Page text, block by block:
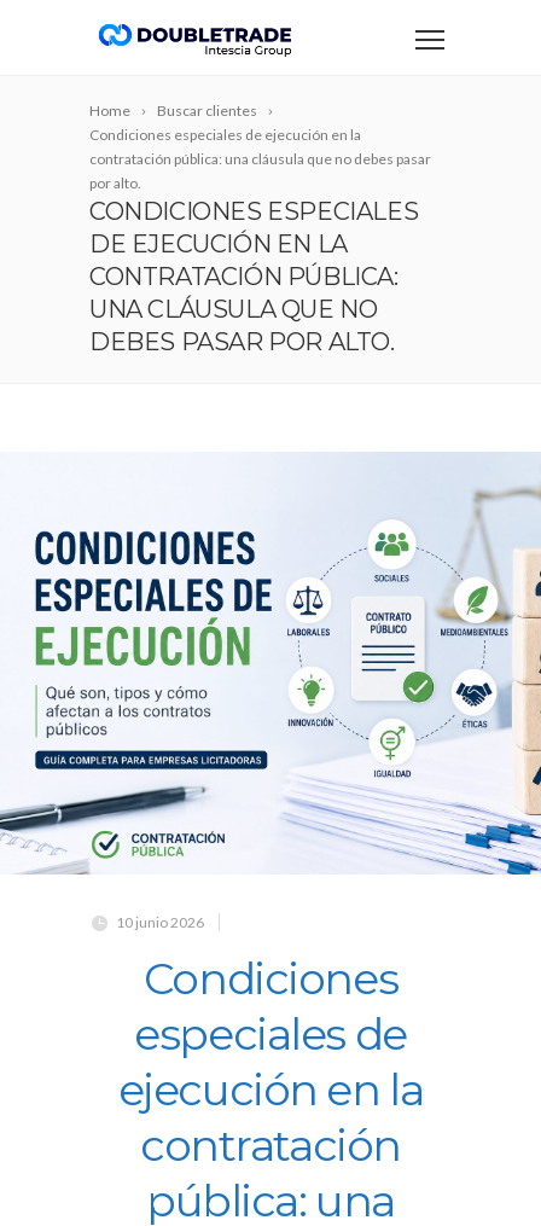
Home
Buscar clientes
Condiciones especiales de ejecución en la
contratación pública: una cláusula que no debes pasar
por alto.
CONDICIONES ESPECIALES
DE EJECUCIÓN EN LA
CONTRATACIÓN PÚBLICA:
UNA CLÁUSULA QUE NO
DEBES PASAR POR ALTO.
10 junio 2026
Condiciones
especiales de
ejecución en la
contratación
pública: una